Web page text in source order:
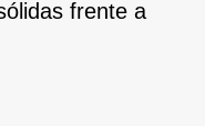
frente a